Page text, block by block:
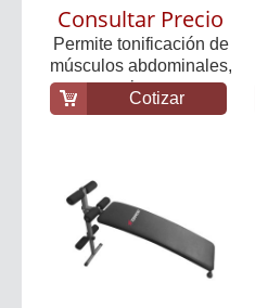
Consultar Precio
Permite tonificación de
músculos abdominales,
superiores e...
Cotizar